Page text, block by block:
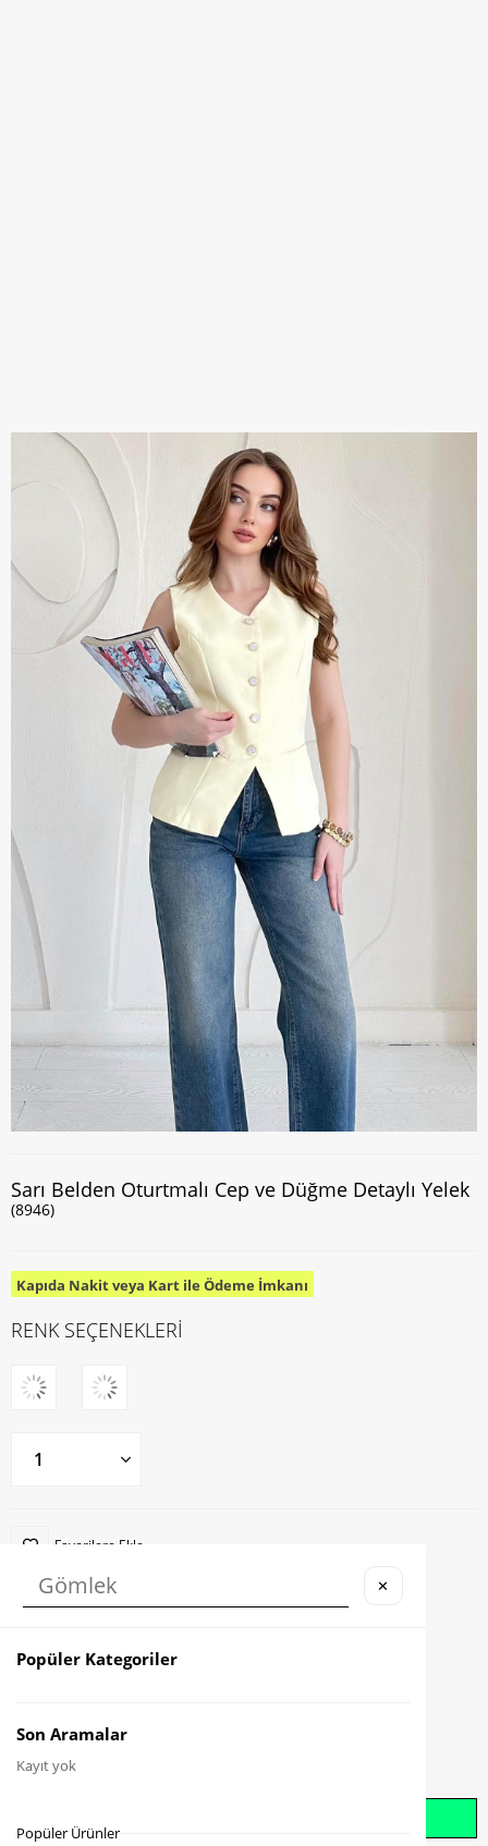
Sarı Belden Oturtmalı Cep ve Düğme Detaylı Yelek
(8946)
Kapıda Nakit veya Kart ile Ödeme İmkanı
RENK SEÇENEKLERİ
Favorilere Ekle
Karşılaştır
Gelince Haber Ver
✕
Popüler Kategoriler
Son Aramalar
Kayıt yok
Popüler Ürünler